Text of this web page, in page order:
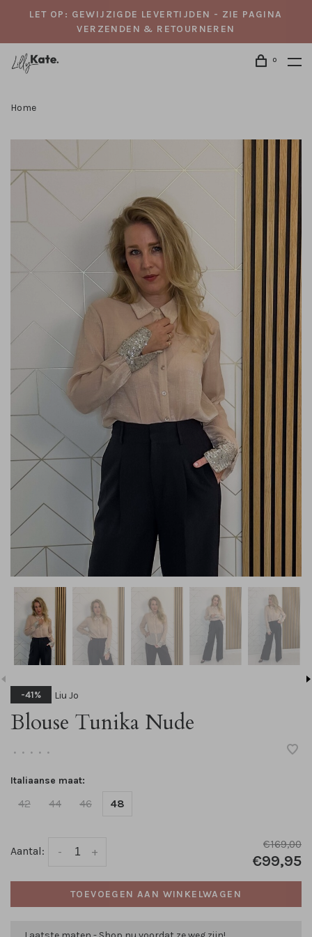
LET OP: GEWIJZIGDE LEVERTIJDEN - ZIE PAGINA
VERZENDEN & RETOURNEREN
0
Home
-41% Liu Jo
Blouse Tunika Nude
• • • • •
Italiaanse maat:
42 44 46 48
Aantal: +
-
€169,00
€99,95
TOEVOEGEN AAN WINKELWAGEN